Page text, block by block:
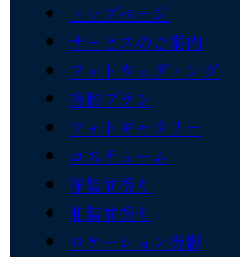
トップページ
サービスのご案内
フォトウェディング
撮影プラン
フォトギャラリー
コスチューム
洋装前撮り
和装前撮り
ロケーション撮影